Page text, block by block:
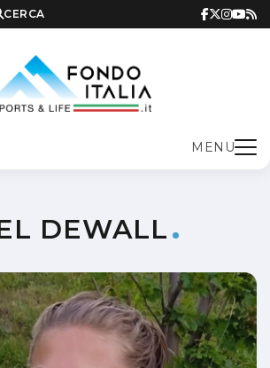
CERCA
MENU
DEWALL